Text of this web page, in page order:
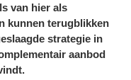
van hier als
kunnen terugblikken
strategie in
aanbod